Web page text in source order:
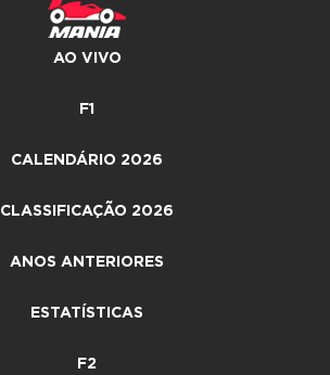
AO VIVO
F1
CALENDÁRIO 2026
CLASSIFICAÇÃO 2026
ANOS ANTERIORES
ESTATÍSTICAS
F2